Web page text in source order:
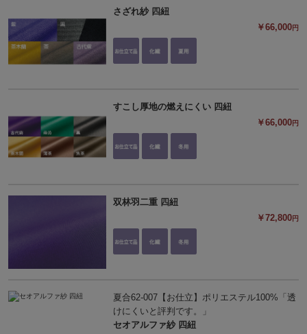
さざれ紗 四紐
￥66,000円
すこし厚地の燃えにくい 四紐
￥66,000円
双林羽二重 四紐
￥72,800円
夏合62-007【お仕立】ポリエステル100%「透
けにくいと評判です。」
セオアルファ紗 四紐